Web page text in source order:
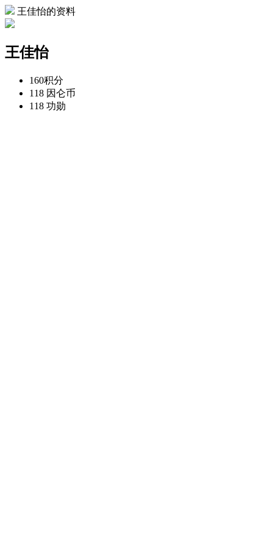
王佳怡的资料
王佳怡
160积分
118 因仑币
118 功勋